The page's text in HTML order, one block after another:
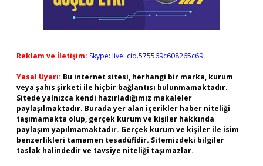
Reklam ve İletişim: Skype: live:.cid.575569c608265c69
Yasal Uyarı: Bu internet sitesi, herhangi bir marka, kurum
veya şahıs şirketi ile hiçbir bağlantısı bulunmamaktadır.
Sitede yalnızca kendi hazırladığımız makaleler
paylaşılmaktadır. Burada yer alan içerikler haber niteliği
taşımamakta olup, gerçek kurum ve kişiler hakkında
paylaşım yapılmamaktadır. Gerçek kurum ve kişiler ile isim
benzerlikleri tamamen tesadüfidir. Sitemizdeki bilgiler
taslak halindedir ve tavsiye niteliği taşımazlar.